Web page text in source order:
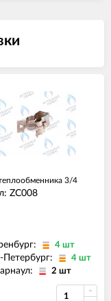
3/4
ZC008
4 шт
Петербург: 4 шт
2 шт